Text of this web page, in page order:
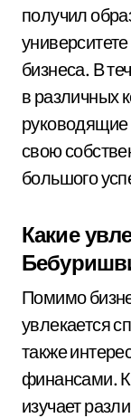
получил
бизнеса. В
в различных
руководящие
свою
большого
Какие
Помимо
увлекается
также
финансами.
изучает